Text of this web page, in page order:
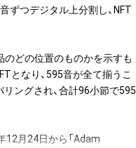
ずつデジタル上分割し、NFT
のどの位置のものかを示すも
となり、595音が全て揃うこ
ングされ、合計96小節で595
12月24日から「Adam